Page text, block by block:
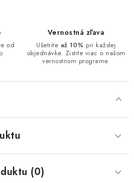
od
Vernostná zľava
Ušetrite až 10% pri každej
objednávke. Zistite viac o našom
vernostnom programe.
(0)